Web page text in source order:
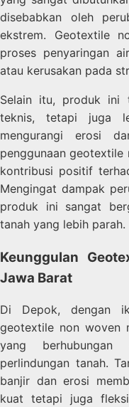
disebabkan oleh
ekstrem. Geotextile
proses penyaringan
atau kerusakan pada
Selain itu, produk ini
teknis, tetapi juga
mengurangi erosi
penggunaan
kontribusi positif
Mengingat dampak
produk ini sangat
tanah yang lebih parah.
Keunggulan
Jawa Barat
Di Depok, dengan
geotextile non woven
yang
perlindungan tanah.
banjir dan erosi
kuat tetapi juga